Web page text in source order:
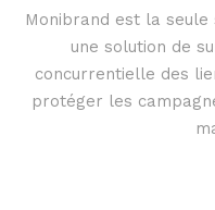
Monibrand est la
une solution de
concurrentielle des
protéger les